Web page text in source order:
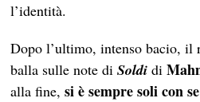
l’identità.
Dopo l’ultimo, intenso bacio, il
balla sulle note diSoldi di
alla fine,si è sempre soli con